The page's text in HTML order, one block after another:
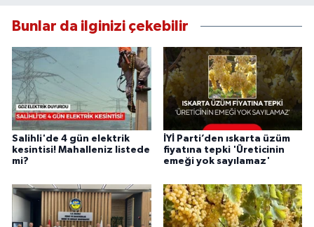
Bunlar da ilginizi çekebilir
Salihli'de 4 gün elektrik
kesintisi! Mahalleniz listede
mi?
İYİ Parti’den ıskarta üzüm
fiyatına tepki 'Üreticinin
emeği yok sayılamaz'